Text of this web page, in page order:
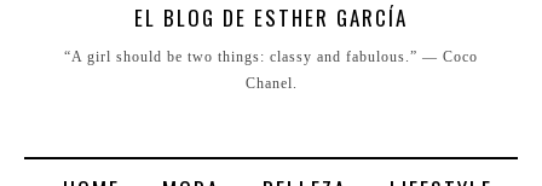
EL BLOG DE ESTHER GARCÍA
“A girl should be two things: classy and fabulous.” ― Coco
Chanel.